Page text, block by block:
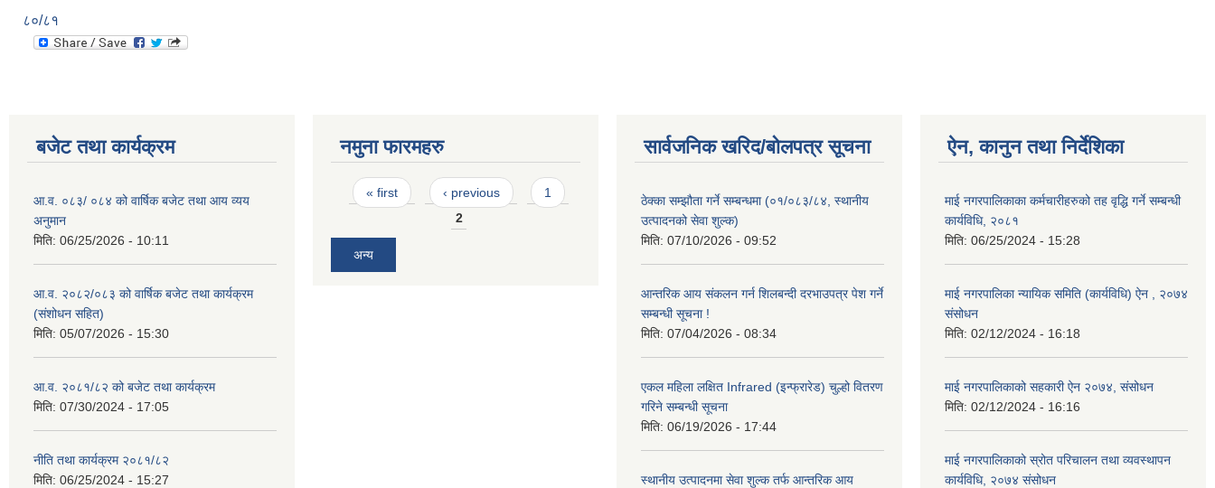
८०/८१
बजेट तथा कार्यक्रम
आ.व. ०८३/ ०८४ को वार्षिक बजेट तथा आय व्यय
अनुमान
मिति: 06/25/2026 - 10:11
आ.व. २०८२/०८३ को वार्षिक बजेट तथा कार्यक्रम
(संशोधन सहित)
मिति: 05/07/2026 - 15:30
आ.व. २०८१/८२ को बजेट तथा कार्यक्रम
मिति: 07/30/2024 - 17:05
नीति तथा कार्यक्रम २०८१/८२
मिति: 06/25/2024 - 15:27
नमुना फारमहरु
Pages
« first ‹ previous
1
2
अन्य
सार्वजनिक खरिद/बोलपत्र सूचना
ठेक्का सम्झौता गर्ने सम्बन्धमा (०१/०८३/८४, स्थानीय
उत्पादनको सेवा शुल्क)
मिति: 07/10/2026 - 09:52
आन्तरिक आय संकलन गर्न शिलबन्दी दरभाउपत्र पेश गर्ने
सम्बन्धी सूचना !
मिति: 07/04/2026 - 08:34
एकल महिला लक्षित Infrared (इन्फ्रारेड) चुल्हो वितरण
गरिने सम्बन्धी सूचना
मिति: 06/19/2026 - 17:44
स्थानीय उत्पादनमा सेवा शुल्क तर्फ आन्तरिक आय
ऐन, कानुन तथा निर्देशिका
माई नगरपालिकाका कर्मचारीहरुको तह वृद्धि गर्ने सम्बन्धी
कार्यविधि, २०८१
मिति: 06/25/2024 - 15:28
माई नगरपालिका न्यायिक समिति (कार्यविधि) ऐन , २०७४
संसोधन
मिति: 02/12/2024 - 16:18
माई नगरपालिकाको सहकारी ऐन २०७४, संसोधन
मिति: 02/12/2024 - 16:16
माई नगरपालिकाको स्रोत परिचालन तथा व्यवस्थापन
कार्यविधि, २०७४ संसोधन